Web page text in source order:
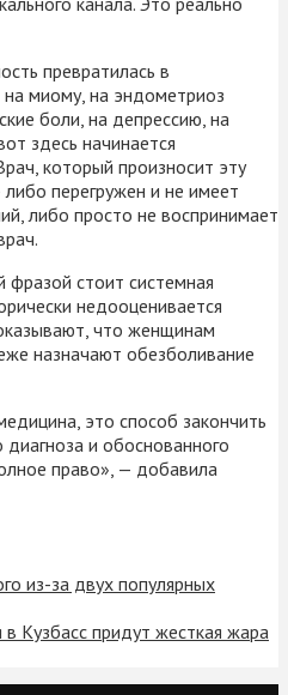
превратилась в
на миому, на эндометриоз
боли, на депрессию, на
здесь начинается
который произносит эту
перегружен и не имеет
либо просто не воспринимает
стоит системная
недооценивается
что женщинам
назначают обезболивание
это способ закончить
диагноза и обоснованного
право», — добавила
из-за двух популярных
Кузбасс придут жесткая жара